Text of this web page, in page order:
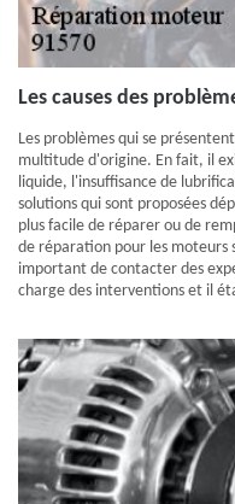
Les causes des
Les problèmes qui se
multitude d'origine. En fait, il
liquide, l'insuffisance de
solutions qui sont proposées
plus facile de réparer ou de
de réparation pour les moteurs
important de contacter des
charge des interventions et il